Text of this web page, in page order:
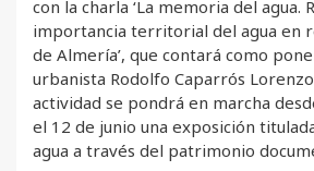
con la charla ‘La memoria del agua.
importancia territorial del agua en
de Almería’, que contará como
urbanista Rodolfo Caparrós
actividad se pondrá en marcha
el 12 de junio una exposición
agua a través del patrimonio